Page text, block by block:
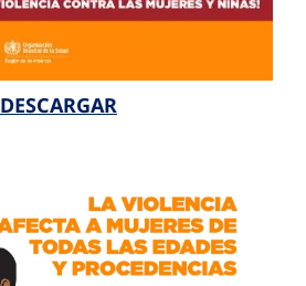
DESCARGAR